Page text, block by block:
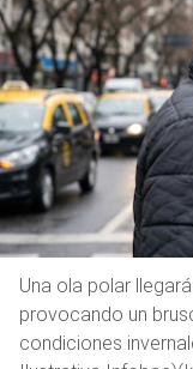
Una ola polar
provocando un
condiciones